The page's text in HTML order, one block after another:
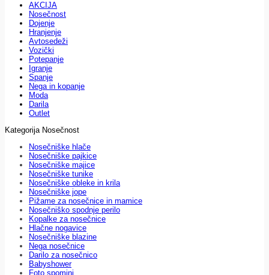
AKCIJA
Nosečnost
Dojenje
Hranjenje
Avtosedeži
Vozički
Potepanje
Igranje
Spanje
Nega in kopanje
Moda
Darila
Outlet
Kategorija Nosečnost
Nosečniške hlače
Nosečniške pajkice
Nosečniške majice
Nosečniške tunike
Nosečniške obleke in krila
Nosečniške jope
Pižame za nosečnice in mamice
Nosečniško spodnje perilo
Kopalke za nosečnice
Hlačne nogavice
Nosečniške blazine
Nega nosečnice
Darilo za nosečnico
Babyshower
Foto spomini